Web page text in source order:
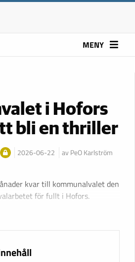
MENY
i Hofors
bli en thriller
2026-06-22 av PeO Karlström
kvar till kommunalvalet den
för fullt i Hofors.